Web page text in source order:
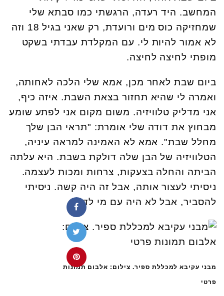
המחשב. היד רעדה, הרגשתי כמו סבתא שלי
שמחזיקה כוס מים ורועדת, רק שאני בגיל 18 וזה
לא אמור להיות לי. עם המקלדת עבדתי בשקט
מופתי לחיצה לחיצה.
ביום שבת לאחר מכן, אמא שלי הלכה לאחותה,
ואמרה לי שהיא תחזור בצאת השבת. איזה כיף,
אני מדליק טלוויזיה. משום מקום אני לפתע שומע
מבחוץ את דודה שלי אומרת: "תראי הבן שלך
מחלל שבת". אמא לא האמינה למראה עיניה,
הטלוויזיה של הבן שלה דולקת בשבת. היא עלתה
הביתה והחלה בצעקות, צרחות ומכות לעצמה.
ניסיתי לעצור אותה, אבל זה היה קשה. ניסיתי
להסביר, אבל לא היה עם מי לדבר.
מבני עקיבא למכללת ספיר. צילום: אלבום תמונות
פרטי